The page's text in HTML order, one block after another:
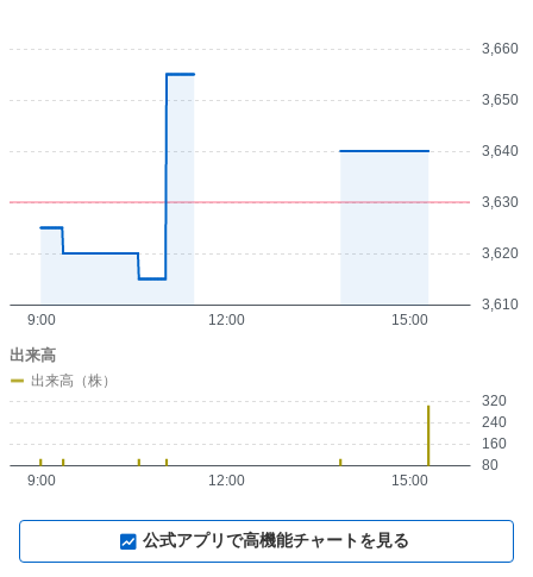
3,610
3,620
3,630
3,640
3,650
3,660
9:00 12:00 15:00
80
160
240
320
9:00 12:00 15:00
出来高
出来高（株）
公式アプリで高機能チャートを見る